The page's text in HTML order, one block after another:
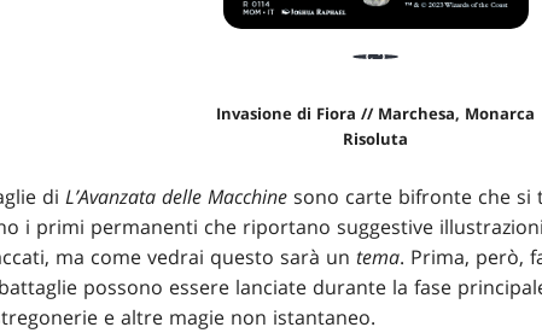
Invasione di Fiora // Marchesa, Monarca
Risoluta
di L’Avanzata delle Macchine sono carte bifronte che si
i primi permanenti che riportano suggestive
ma come vedrai questo sarà un tema. Prima, però,
possono essere lanciate durante la fase
e altre magie non istantaneo.